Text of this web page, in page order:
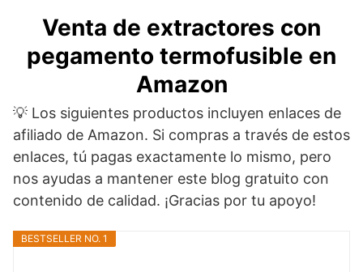
Venta de extractores con
pegamento termofusible en
Amazon
💡 Los siguientes productos incluyen enlaces de
afiliado de Amazon. Si compras a través de estos
enlaces, tú pagas exactamente lo mismo, pero
nos ayudas a mantener este blog gratuito con
contenido de calidad. ¡Gracias por tu apoyo!
BESTSELLER NO. 1